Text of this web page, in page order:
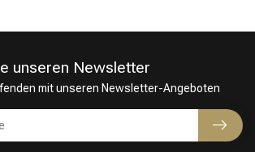
unseren Newsletter
mit unseren Newsletter-Angeboten